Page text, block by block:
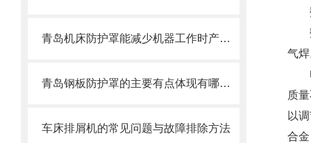
青岛机床防护罩能减少机器工作时产生的噪音对周围环境的影响
青岛钢板防护罩的主要有点体现有哪些方面？
车床排屑机的常见问题与故障排除方法
数
数
气
电
质
以
合